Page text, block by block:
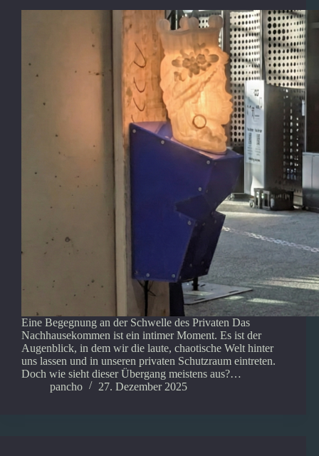
Eine Begegnung an der Schwelle des Privaten Das
Nachhausekommen ist ein intimer Moment. Es ist der
Augenblick, in dem wir die laute, chaotische Welt hinter
uns lassen und in unseren privaten Schutzraum eintreten.
Doch wie sieht dieser Übergang meistens aus?…
pancho
27. Dezember 2025